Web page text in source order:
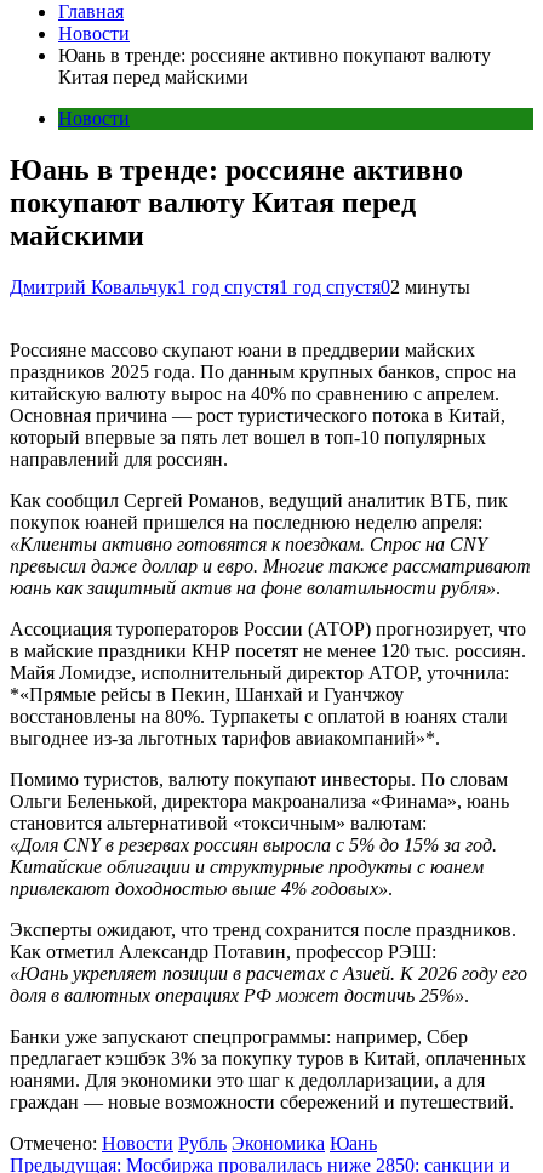
Главная
Новости
Юань в тренде: россияне активно покупают валюту
Китая перед майскими
Новости
Юань в тренде: россияне активно
покупают валюту Китая перед
майскими
Дмитрий Ковальчук1 год спустя1 год спустя02 минуты
Россияне массово скупают юани в преддверии майских
праздников 2025 года. По данным крупных банков, спрос на
китайскую валюту вырос на 40% по сравнению с апрелем.
Основная причина — рост туристического потока в Китай,
который впервые за пять лет вошел в топ-10 популярных
направлений для россиян.
Как сообщил Сергей Романов, ведущий аналитик ВТБ, пик
покупок юаней пришелся на последнюю неделю апреля:
«Клиенты активно готовятся к поездкам. Спрос на CNY
превысил даже доллар и евро. Многие также рассматривают
юань как защитный актив на фоне волатильности рубля».
Ассоциация туроператоров России (АТОР) прогнозирует, что
в майские праздники КНР посетят не менее 120 тыс. россиян.
Майя Ломидзе, исполнительный директор АТОР, уточнила:
*«Прямые рейсы в Пекин, Шанхай и Гуанчжоу
восстановлены на 80%. Турпакеты с оплатой в юанях стали
выгоднее из-за льготных тарифов авиакомпаний»*.
Помимо туристов, валюту покупают инвесторы. По словам
Ольги Беленькой, директора макроанализа «Финама», юань
становится альтернативой «токсичным» валютам:
«Доля CNY в резервах россиян выросла с 5% до 15% за год.
Китайские облигации и структурные продукты с юанем
привлекают доходностью выше 4% годовых».
Эксперты ожидают, что тренд сохранится после праздников.
Как отметил Александр Потавин, профессор РЭШ:
«Юань укрепляет позиции в расчетах с Азией. К 2026 году его
доля в валютных операциях РФ может достичь 25%».
Банки уже запускают спецпрограммы: например, Сбер
предлагает кэшбэк 3% за покупку туров в Китай, оплаченных
юанями. Для экономики это шаг к дедолларизации, а для
граждан — новые возможности сбережений и путешествий.
Отмечено: Новости Рубль Экономика Юань
Предыдущая: Мосбиржа провалилась ниже 2850: санкции и